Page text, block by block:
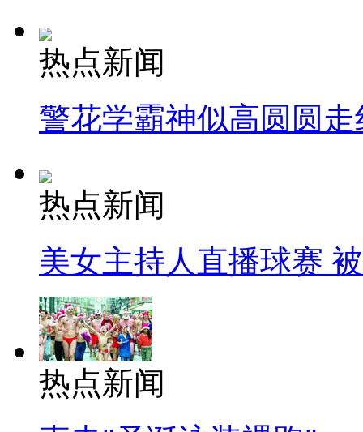
热点新闻
警花学霸神似高圆圆走
热点新闻
美女主持人直播球赛
热点新闻